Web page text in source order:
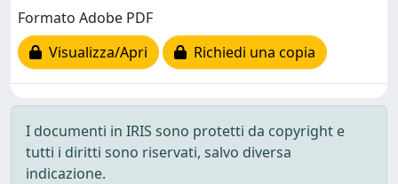
Formato Adobe PDF
Visualizza/Apri
Richiedi una copia
I documenti in IRIS sono protetti da copyright e
tutti i diritti sono riservati, salvo diversa
indicazione.